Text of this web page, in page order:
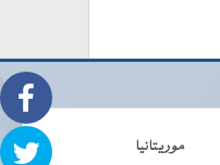
موريتانيا